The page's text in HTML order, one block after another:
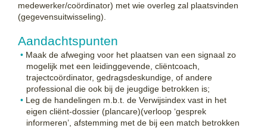
medewerker/coördinator) met wie overleg zal plaatsvinden
(gegevensuitwisseling).
Aandachtspunten
Maak de afweging voor het plaatsen van een signaal zo
mogelijk met een leidinggevende, cliëntcoach,
trajectcoördinator, gedragsdeskundige, of andere
professional die ook bij de jeugdige betrokken is;
Leg de handelingen m.b.t. de Verwijsindex vast in het
eigen cliënt-dossier (plancare)(verloop ‘gesprek
informeren’, afstemming met de bij een match betrokken